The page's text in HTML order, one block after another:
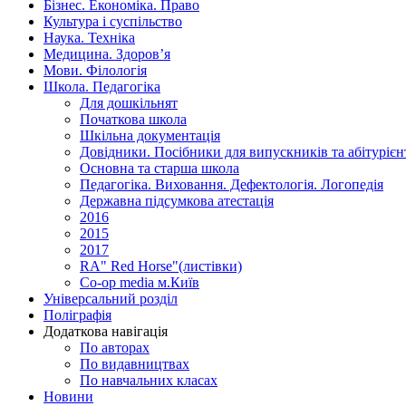
Бізнес. Економіка. Право
Культура і суспільство
Наука. Техніка
Медицина. Здоров’я
Мови. Філологія
Школа. Педагогіка
Для дошкільнят
Початкова школа
Шкільна документація
Довідники. Посібники для випускників та
Основна та старша школа
Педагогіка. Виховання. Дефектологія. Логопедія
Державна підсумкова атестація
2016
2015
2017
RA" Red Horse"(листівки)
Co-op media м.Київ
Універсальний розділ
Поліграфія
Додаткова навігація
По авторах
По видавництвах
По навчальних класах
Новини